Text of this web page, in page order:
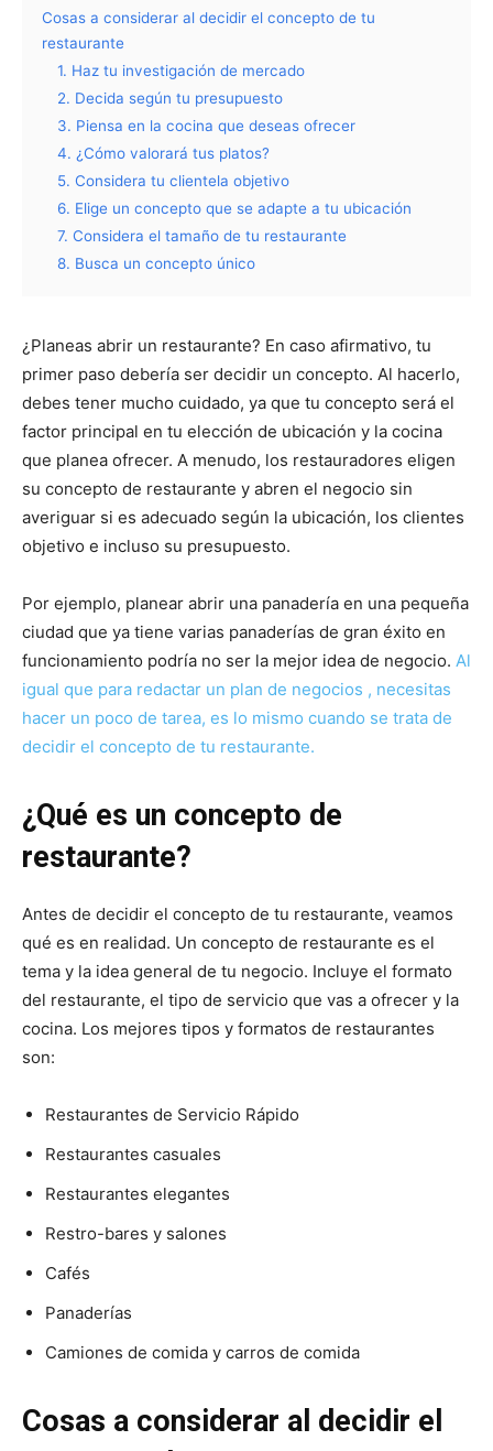
Cosas a considerar al decidir el concepto de tu
restaurante
1. Haz tu investigación de mercado
2. Decida según tu presupuesto
3. Piensa en la cocina que deseas ofrecer
4. ¿Cómo valorará tus platos?
5. Considera tu clientela objetivo
6. Elige un concepto que se adapte a tu ubicación
7. Considera el tamaño de tu restaurante
8. Busca un concepto único
¿Planeas abrir un restaurante? En caso afirmativo, tu
primer paso debería ser decidir un concepto. Al hacerlo,
debes tener mucho cuidado, ya que tu concepto será el
factor principal en tu elección de ubicación y la cocina
que planea ofrecer. A menudo, los restauradores eligen
su concepto de restaurante y abren el negocio sin
averiguar si es adecuado según la ubicación, los clientes
objetivo e incluso su presupuesto.
Por ejemplo, planear abrir una panadería en una pequeña
ciudad que ya tiene varias panaderías de gran éxito en
funcionamiento podría no ser la mejor idea de negocio. Al
igual que para redactar un plan de negocios , necesitas
hacer un poco de tarea, es lo mismo cuando se trata de
decidir el concepto de tu restaurante.
¿Qué es un concepto de
restaurante?
Antes de decidir el concepto de tu restaurante, veamos
qué es en realidad. Un concepto de restaurante es el
tema y la idea general de tu negocio. Incluye el formato
del restaurante, el tipo de servicio que vas a ofrecer y la
cocina. Los mejores tipos y formatos de restaurantes
son:
Restaurantes de Servicio Rápido
Restaurantes casuales
Restaurantes elegantes
Restro-bares y salones
Cafés
Panaderías
Camiones de comida y carros de comida
Cosas a considerar al decidir el